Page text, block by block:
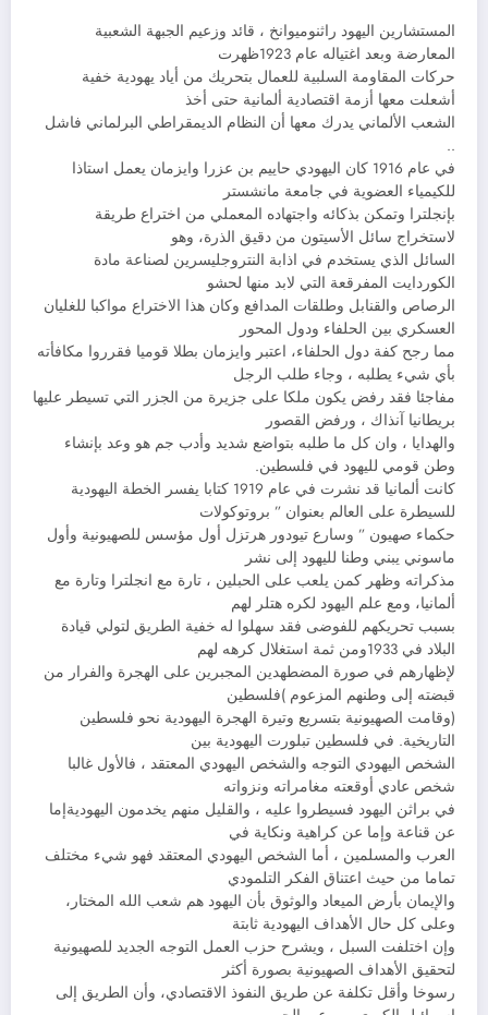
المستشارين اليهود راثنوميوانخ ، قائد وزعيم الجبهة الشعبية
المعارضة وبعد اغتياله عام 1923ظهرت
حركات المقاومة السلبية للعمال بتحريك من أياد يهودية خفية
أشعلت معها أزمة اقتصادية ألمانية حتى أخذ
الشعب الألماني يدرك معها أن النظام الديمقراطي البرلماني فاشل
..
في عام 1916 كان اليهودي حاييم بن عزرا وايزمان يعمل استاذا
للكيمياء العضوية في جامعة مانشستر
بإنجلترا وتمكن بذكائه واجتهاده المعملي من اختراع طريقة
لاستخراج سائل الأسيتون من دقيق الذرة، وهو
السائل الذي يستخدم في اذابة النتروجليسرين لصناعة مادة
الكوردايت المفرقعة التي لابد منها لحشو
الرصاص والقنابل وطلقات المدافع وكان هذا الاختراع مواكبا للغليان
العسكري بين الحلفاء ودول المحور
مما رجح كفة دول الحلفاء، اعتبر وايزمان بطلا قوميا فقرروا مكافأته
بأي شيء يطلبه ، وجاء طلب الرجل
مفاجئا فقد رفض يكون ملكا على جزيرة من الجزر التي تسيطر عليها
بريطانيا آنذاك ، ورفض القصور
والهدايا ، وان كل ما طلبه بتواضع شديد وأدب جم هو وعد بإنشاء
وطن قومي لليهود في فلسطين.
كانت ألمانيا قد نشرت في عام 1919 كتابا يفسر الخطة اليهودية
للسيطرة على العالم بعنوان ” بروتوكولات
حكماء صهيون ” وسارع تيودور هرتزل أول مؤسس للصهيونية وأول
ماسوني يبني وطنا لليهود إلى نشر
مذكراته وظهر كمن يلعب على الحبلين ، تارة مع انجلترا وتارة مع
ألمانيا، ومع علم اليهود لكره هتلر لهم
بسبب تحريكهم للفوضى فقد سهلوا له خفية الطريق لتولي قيادة
البلاد في 1933ومن ثمة استغلال كرهه لهم
لإظهارهم في صورة المضطهدين المجبرين على الهجرة والفرار من
قبضته إلى وطنهم المزعوم )فلسطين
(وقامت الصهيونية بتسريع وتيرة الهجرة اليهودية نحو فلسطين
التاريخية. في فلسطين تبلورت اليهودية بين
الشخص اليهودي التوجه والشخص اليهودي المعتقد ، فالأول غالبا
شخص عادي أوقعته مغامراته ونزواته
في براثن اليهود فسيطروا عليه ، والقليل منهم يخدمون اليهوديةإما
عن قناعة وإما عن كراهية ونكاية في
العرب والمسلمين ، أما الشخص اليهودي المعتقد فهو شيء مختلف
تماما من حيث اعتناق الفكر التلمودي
والإيمان بأرض الميعاد والوثوق بأن اليهود هم شعب الله المختار،
وعلى كل حال الأهداف اليهودية ثابتة
وإن اختلفت السبل ، ويشرح حزب العمل التوجه الجديد للصهيونية
لتحقيق الأهداف الصهيونية بصورة أكثر
رسوخا وأقل تكلفة عن طريق النفوذ الاقتصادي، وأن الطريق إلى